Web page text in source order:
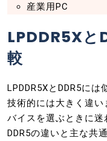
産業用PC
LPDDR5Xと
較
LPDDR5XとDDR5には
技術的には大きく違
バイスを選ぶときに迷
DDR5の違いと主な共